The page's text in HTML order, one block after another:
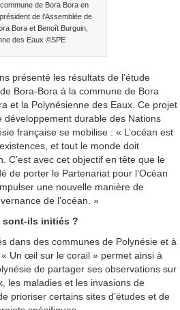
de Bora Bora en
de l’Assemblée de
Bora et Benoît Burguin,
des Eaux ©SPE
présenté les résultats de l’étude
Bora-Bora à la commune de Bora
et la Polynésienne des Eaux. Ce projet
développement durable des Nations
française se mobilise : « L’océan est
et tout le monde doit
C’est avec cet objectif en tête que le
de porter le Partenariat pour l’Océan
une nouvelle manière de
de l’océan. »
sont-ils initiés ?
dans des communes de Polynésie et à
« Un œil sur le corail » permet ainsi à
de partager ses observations sur
les maladies et les invasions de
prioriser certains sites d’études et de